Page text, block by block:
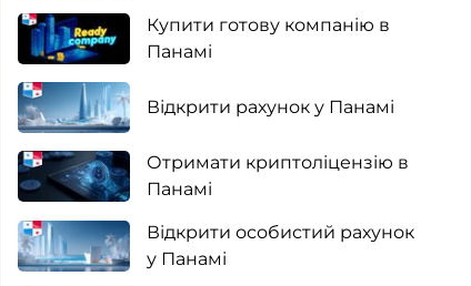
Купити готову компанію в
Панамі
Відкрити рахунок у Панамі
Отримати криптоліцензію в
Панамі
Відкрити особистий рахунок
у Панамі